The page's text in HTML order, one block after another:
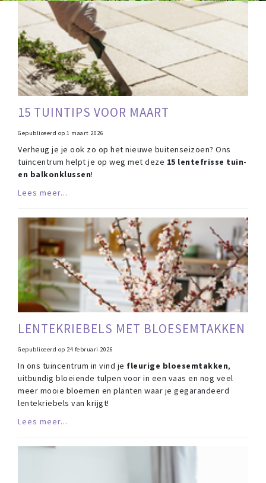
15 TUINTIPS VOOR MAART
Gepubliceerd op 1 maart 2026
Verheug je je ook zo op het nieuwe buitenseizoen? Ons
tuincentrum helpt je op weg met deze 15 lentefrisse tuin-
en balkonklussen!
Lees meer...
LENTEKRIEBELS MET BLOESEMTAKKEN
Gepubliceerd op 24 februari 2026
In ons tuincentrum in vind je fleurige bloesemtakken,
uitbundig bloeiende tulpen voor in een vaas en nog veel
meer mooie bloemen en planten waar je gegarandeerd
lentekriebels van krijgt!
Lees meer...